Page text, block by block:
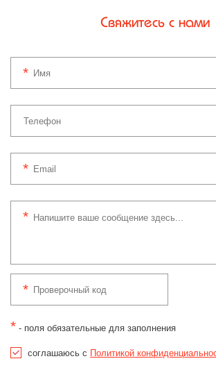
Свяжитесь с нами
* - поля обязательные для заполнения
соглашаюсь с Политикой